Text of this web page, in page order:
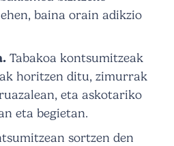
baina orain adikzio
Tabakoa kontsumitzeak
horitzen ditu, zimurrak
eta askotariko
eta begietan.
sortzen den